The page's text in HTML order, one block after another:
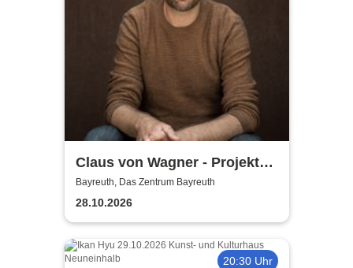
Claus von Wagner - Projekt
Equilibrium
Bayreuth, Das Zentrum Bayreuth
28.10.2026
20:30 Uhr